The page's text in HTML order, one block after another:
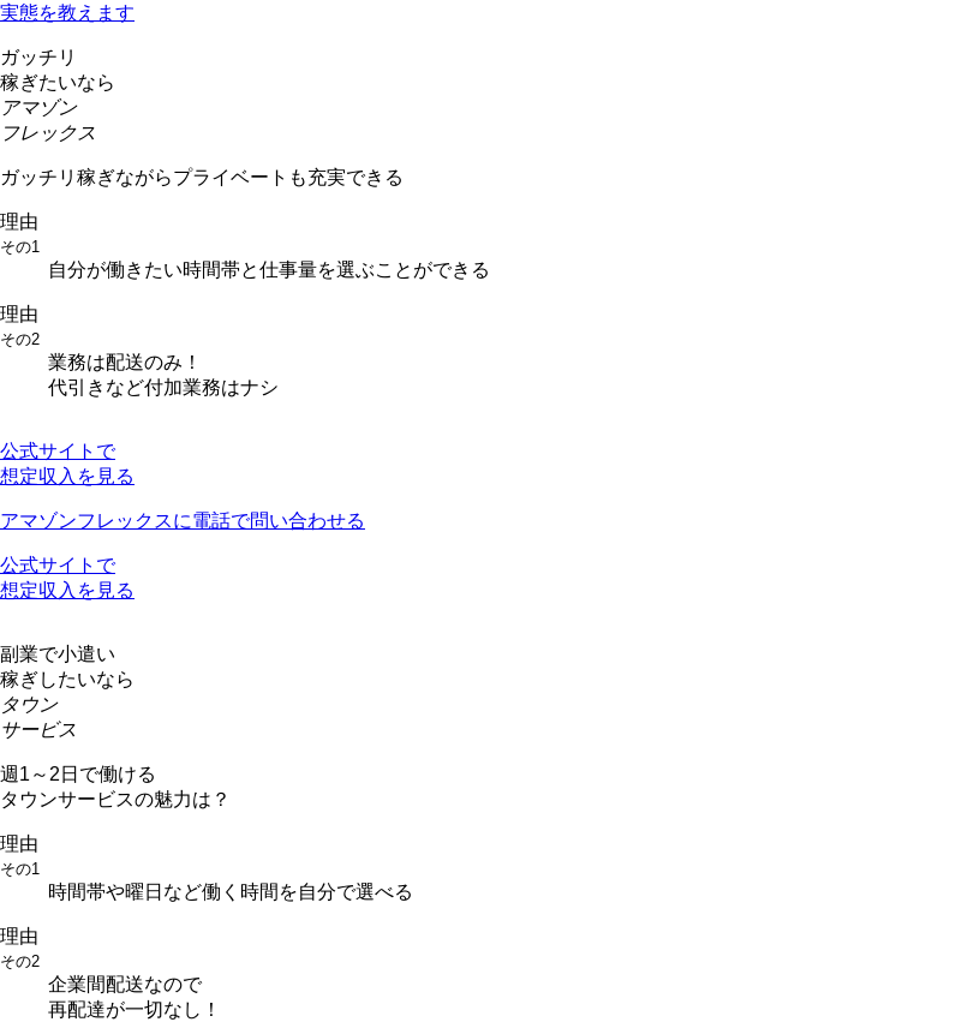
実態を教えます
ガッチリ
稼ぎたいなら
アマゾン
フレックス
ガッチリ稼ぎながらプライベートも充実できる
理由
その1
自分が働きたい時間帯と仕事量を選ぶことができる
理由
その2
業務は配送のみ！
代引きなど付加業務はナシ
公式サイトで
想定収入を見る
アマゾンフレックスに電話で問い合わせる
公式サイトで
想定収入を見る
副業で小遣い
稼ぎしたいなら
タウン
サービス
週1～2日で働ける
タウンサービスの魅力は？
理由
その1
時間帯や曜日など働く時間を自分で選べる
理由
その2
企業間配送なので
再配達が一切なし！